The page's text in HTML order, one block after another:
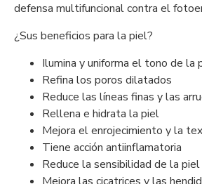
defensa multifuncional contra el
¿Sus beneficios para la piel?
Ilumina y uniforma el tono de la
Refina los poros dilatados
Reduce las líneas finas y las
Rellena e hidrata la piel
Mejora el enrojecimiento y la
Tiene acción antiinflamatoria
Reduce la sensibilidad de la piel